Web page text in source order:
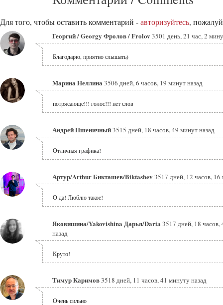
Для того, чтобы оставить комментарий - авторизуйтесь,
Георгий / Georgy Фролов / Frolov 3501 день, 21 час, 2
Благодарю, приятно слышать)
Марина Неллина3506 дней, 6 часов, 19 минут назад
потрясающе!!! голос!!! нет слов
Андрей Пшеничный3515 дней, 18 часов, 49 минут назад
Отличная графика!
Артур/Arthur Бикташев/Biktashev 3517 дней, 12 часов, 16
О да! Люблю такое!
Яковишина/Yakovishina Дарья/Daria 3517 дней, 18
назад
Круто!
Тимур Каримов3518 дней, 11 часов, 41 минуту назад
Очень сильно